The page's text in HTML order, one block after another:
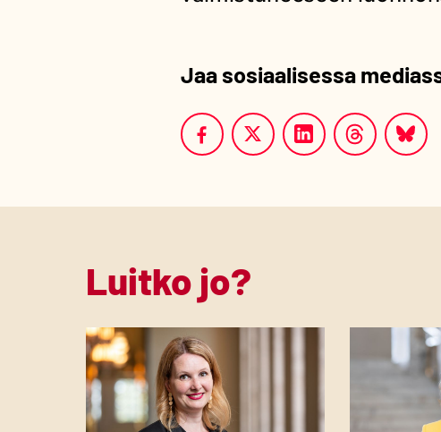
Jaa sosiaalisessa
Luitko jo?